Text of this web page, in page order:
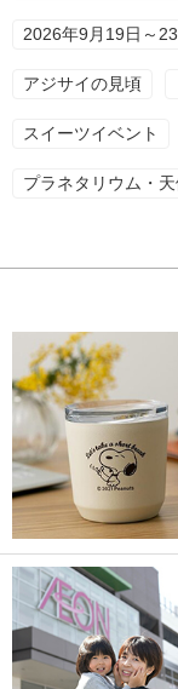
2026年9月19日～
アジサイの見頃
スイーツイベント
プラネタリウム・天